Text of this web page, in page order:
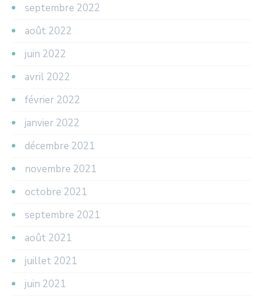
septembre 2022
août 2022
juin 2022
avril 2022
février 2022
janvier 2022
décembre 2021
novembre 2021
octobre 2021
septembre 2021
août 2021
juillet 2021
juin 2021